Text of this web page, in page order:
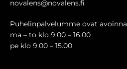
novalens@novalens.fi
Puhelinpalvelumme ovat avoinna
ma – to klo 9.00 – 16.00
pe klo 9.00 – 15.00